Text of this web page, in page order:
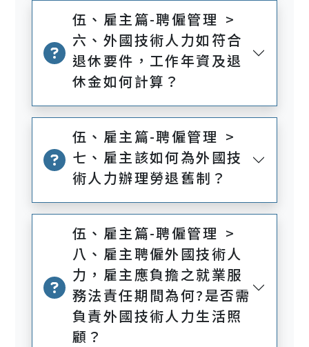
伍、雇主篇-聘僱管理 >
六、外國技術人力如符合
退休要件，工作年資及退
休金如何計算？
伍、雇主篇-聘僱管理 >
七、雇主該如何為外國技
術人力辦理勞退舊制？
伍、雇主篇-聘僱管理 >
八、雇主聘僱外國技術人
力，雇主應負擔之就業服
務法責任期間為何?是否需
負責外國技術人力生活照
顧？